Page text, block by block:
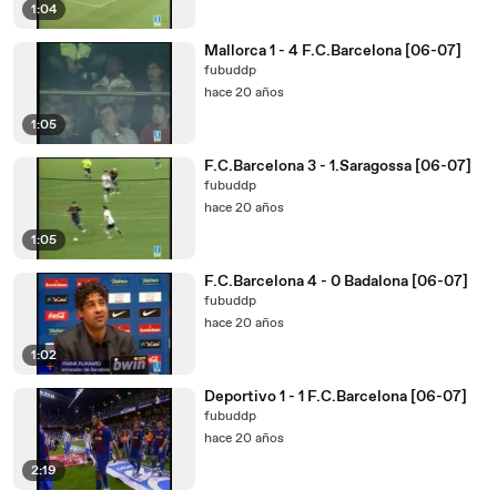
1:04
1:05
Mallorca 1 - 4 F.C.Barcelona [06-07]
fubuddp
hace 20 años
1:05
F.C.Barcelona 3 - 1.Saragossa [06-07]
fubuddp
hace 20 años
1:02
F.C.Barcelona 4 - 0 Badalona [06-07]
fubuddp
hace 20 años
2:19
Deportivo 1 - 1 F.C.Barcelona [06-07]
fubuddp
hace 20 años